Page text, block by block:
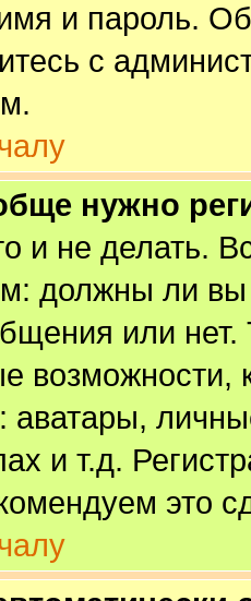
и пароль.
с
нужно
и не делать.
должны ли вы
или
аватары,
и т.д.
это